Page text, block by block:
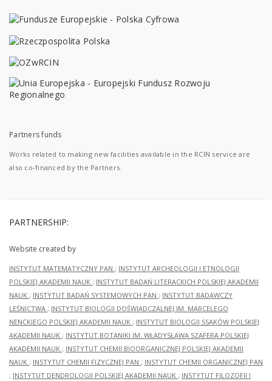
Partners funds
Works related to making new facilities available in the RCIN service are
also co-financed by the Partners.
PARTNERSHIP:
Website created by
INSTYTUT MATEMATYCZNY PAN ; INSTYTUT ARCHEOLOGII I ETNOLOGII
POLSKIEJ AKADEMII NAUK ; INSTYTUT BADAŃ LITERACKICH POLSKIEJ AKADEMII
NAUK ; INSTYTUT BADAŃ SYSTEMOWYCH PAN ; INSTYTUT BADAWCZY
LEŚNICTWA ; INSTYTUT BIOLOGII DOŚWIADCZALNEJ IM. MARCELEGO
NENCKIEGO POLSKIEJ AKADEMII NAUK ; INSTYTUT BIOLOGII SSAKÓW POLSKIEJ
AKADEMII NAUK ; INSTYTUT BOTANIKI IM. WŁADYSŁAWA SZAFERA POLSKIEJ
AKADEMII NAUK ; INSTYTUT CHEMII BIOORGANICZNEJ POLSKIEJ AKADEMII
NAUK ; INSTYTUT CHEMII FIZYCZNEJ PAN ; INSTYTUT CHEMII ORGANICZNEJ PAN
; INSTYTUT DENDROLOGII POLSKIEJ AKADEMII NAUK ; INSTYTUT FILOZOFII I